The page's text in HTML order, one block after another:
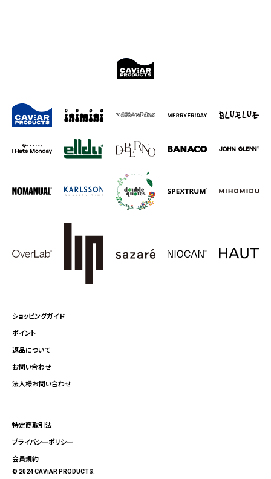
ショッピングガイド
ポイント
返品について
お問い合わせ
法人様お問い合わせ
特定商取引法
プライバシーポリシー
会員規約
© 2024 CAViAR PRODUCTS.